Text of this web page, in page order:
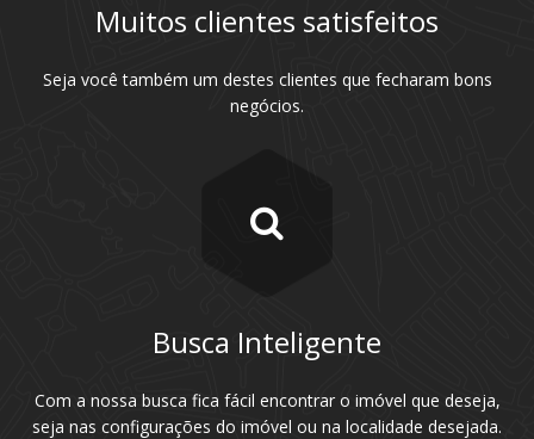
Muitos clientes satisfeitos
Seja você também um destes clientes que fecharam bons
negócios.
Busca Inteligente
Com a nossa busca fica fácil encontrar o imóvel que deseja,
seja nas configurações do imóvel ou na localidade desejada.